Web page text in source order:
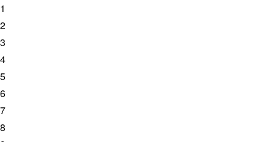
1
2
3
4
5
6
7
8